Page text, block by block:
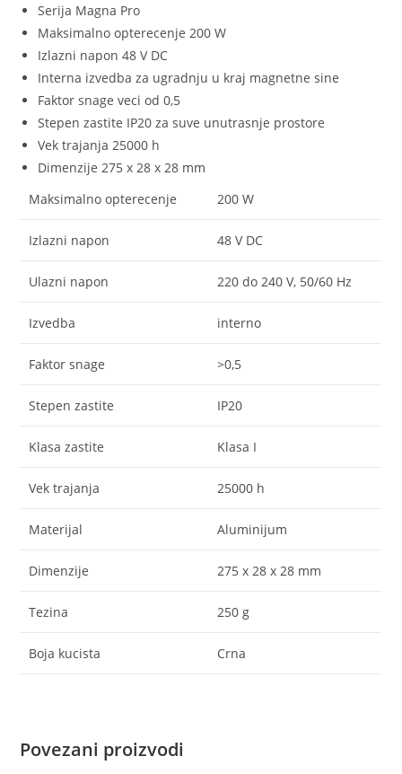
Serija Magna Pro
Maksimalno opterecenje 200 W
Izlazni napon 48 V DC
Interna izvedba za ugradnju u kraj magnetne sine
Faktor snage veci od 0,5
Stepen zastite IP20 za suve unutrasnje prostore
Vek trajanja 25000 h
Dimenzije 275 x 28 x 28 mm
Maksimalno opterecenje
200 W
Izlazni napon 48 V DC
Ulazni napon 220 do 240 V, 50/60 Hz
Izvedba interno
Faktor snage >0,5
Stepen zastite IP20
Klasa zastite Klasa I
Vek trajanja 25000 h
Materijal Aluminijum
Dimenzije 275 x 28 x 28 mm
Tezina 250 g
Boja kucista Crna
Povezani proizvodi